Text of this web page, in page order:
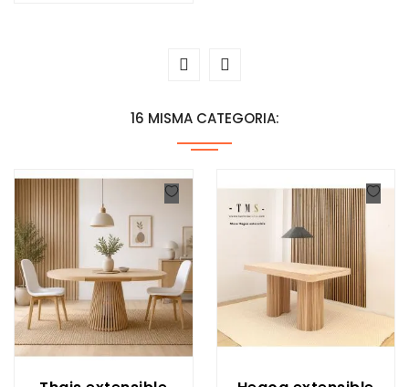
16 MISMA CATEGORIA: